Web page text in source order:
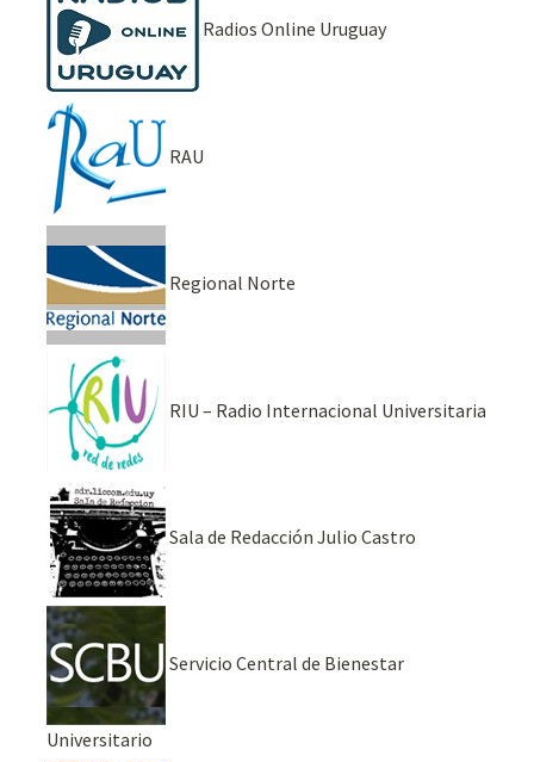
Radios Online Uruguay
RAU
Regional Norte
RIU – Radio Internacional Universitaria
Sala de Redacción Julio Castro
Servicio Central de Bienestar
Universitario